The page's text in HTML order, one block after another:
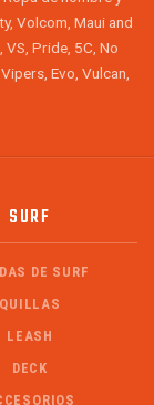
Volcom, Maui and
VS, Pride, 5C, No
Evo, Vulcan,
SURF
DE SURF
QUILLAS
LEASH
DECK